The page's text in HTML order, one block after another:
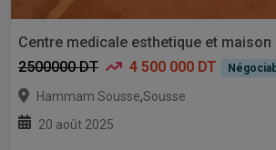
Centre medicale esthetique et maison
2500000 DT
4 500 000 DT
Hammam Sousse,Sousse
20 août 2025